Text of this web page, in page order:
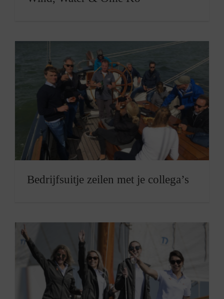
Bedrijfsuitje zeilen met je collega’s